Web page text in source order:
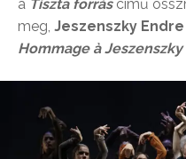
a Tiszta forráscímű
meg, Jeszenszky Endre
Hommage à Jeszenszky